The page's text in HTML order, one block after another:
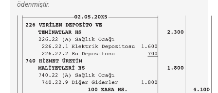
ödenmiştir.